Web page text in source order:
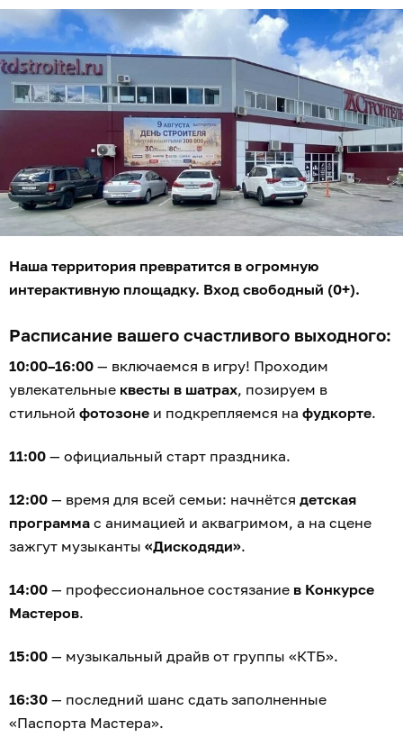
Наша территория превратится в огромную
интерактивную площадку. Вход свободный (0+).
Расписание вашего счастливого выходного:
10:00–16:00 — включаемся в игру! Проходим
увлекательные квесты в шатрах, позируем в
стильной фотозоне и подкрепляемся на фудкорте.
11:00 — официальный старт праздника.
12:00 — время для всей семьи: начнётся детская
программа с анимацией и аквагримом, а на сцене
зажгут музыканты «Дискодяди».
14:00 — профессиональное состязание в Конкурсе
Мастеров.
15:00 — музыкальный драйв от группы «КТБ».
16:30 — последний шанс сдать заполненные
«Паспорта Мастера».